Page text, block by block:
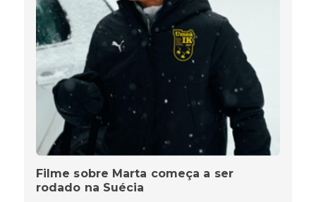
Filme sobre Marta começa a ser
rodado na Suécia